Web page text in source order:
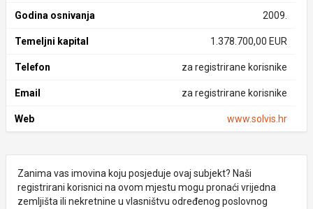
Godina osnivanja 2009.
Temeljni kapital 1.378.700,00 EUR
Telefon za registrirane korisnike
Email za registrirane korisnike
Web www.solvis.hr
Zanima vas imovina koju posjeduje ovaj subjekt? Naši
registrirani korisnici na ovom mjestu mogu pronaći vrijedna
zemljišta ili nekretnine u vlasništvu određenog poslovnog